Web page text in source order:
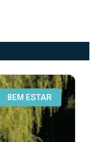
BEM ESTAR